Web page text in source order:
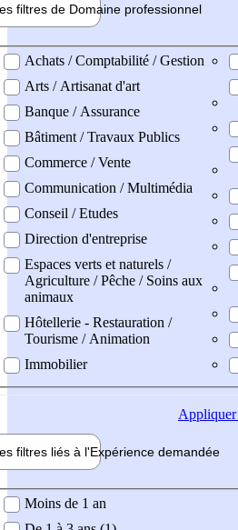
filtres de Domaine professionnel
professionel
Achats / Comptabilité / Gestion
Arts / Artisanat d'art
Banque / Assurance
Bâtiment / Travaux Publics
Commerce / Vente
Communication / Multimédia
Conseil / Etudes
Direction d'entreprise
Espaces verts et naturels /
Agriculture / Pêche / Soins aux
animaux
Hôtellerie - Restauration /
Tourisme / Animation
Immobilier
Appliquer
filtres liés à l'Expérience demandée
demandée
Moins de 1 an